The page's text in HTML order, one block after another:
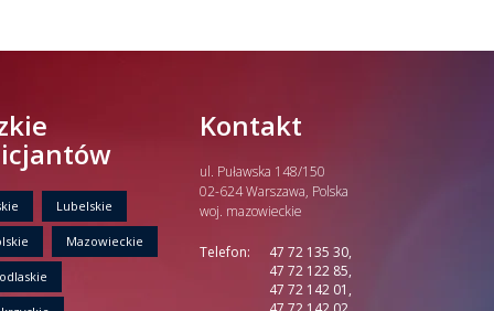
Lubelskie
Mazowieckie
Kontakt
ul. Puławska 148/150
02-624 Warszawa, Polska
woj. mazowieckie
Telefon:
47 72 135 30,
47 72 122 85,
47 72 142 01,